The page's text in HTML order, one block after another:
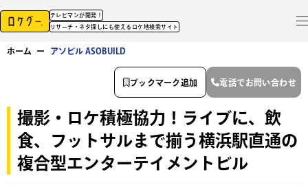
テレビマンが開発！
リサーチ・ネタ探しにも使えるロケ地検索サイト
ホーム ー アソビル ASOBUILD
撮影・ロケ積極協力！ライブに、飲
食、フットサルまで揃う横浜駅直通の
複合型エンターテイメントビル
ブックマーク追加 電話でお問い合わせ